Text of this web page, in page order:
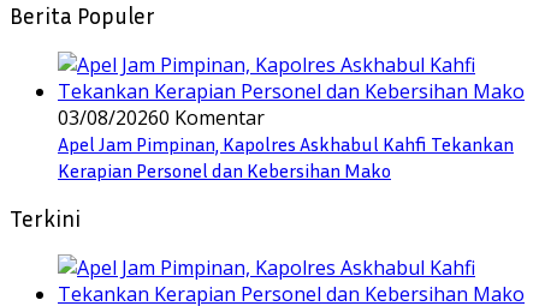
Berita Populer
03/08/20260 Komentar
Apel Jam Pimpinan, Kapolres Askhabul Kahfi Tekankan
Kerapian Personel dan Kebersihan Mako
Terkini